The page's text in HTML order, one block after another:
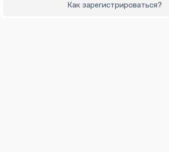
Как зарегистрироваться?